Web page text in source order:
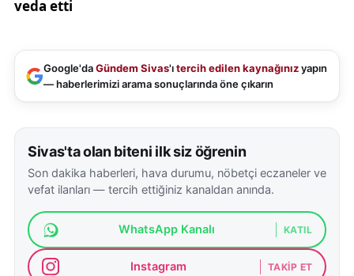
aklın büyük değer taşıdığını ifade etti.
kuruluş olmadığını belirten Uğur Görgen, milli
kalkınma hedeflerinin aynı zamanda toplumsal bir
Yerli üretimin güçlenmesi, istihdamın artırılması ve
genç girişimcilerin desteklenmesi adına yürütülen
çalışmaların önemine değinen Görgen, Türkiye’nin
güçlü yarınlara ulaşmasında iş dünyasının önemli bir
görev üstlendiğini dile getirdi.
Google'daGündem Sivas'ıtercih edilen kaynağınızyapın
— haberlerimizi arama sonuçlarında öne çıkarın
Sivas'ta olan biteni ilk siz öğrenin
Son dakika haberleri, hava durumu, nöbetçi eczaneler ve
vefat ilanları — tercih ettiğiniz kanaldan anında.
WhatsApp Kanalı KATIL
Instagram TAKIP ET